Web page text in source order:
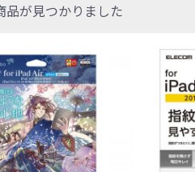
品が見つかりました